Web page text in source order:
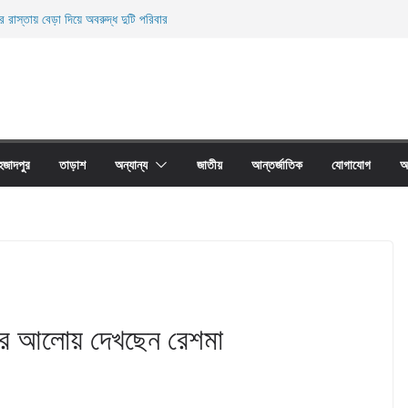
রাস্তায় বেড়া দিয়ে অবরুদ্ধ দুটি পরিবার
তাড়াশ অন্যান্য জাতীয় আন্তর্জাতিক যোগাযোগ
আলোয় দেখছেন রেশমা